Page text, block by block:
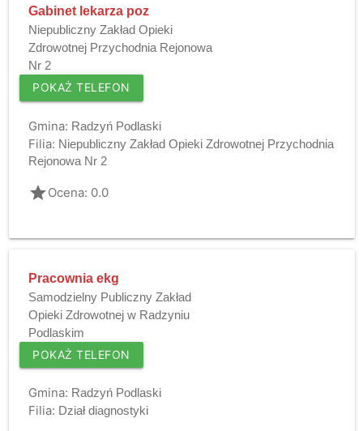
Gabinet lekarza poz
Niepubliczny Zakład Opieki
Zdrowotnej Przychodnia Rejonowa
Nr 2
POKAŻ TELEFON
Gmina: Radzyń Podlaski
Filia: Niepubliczny Zakład Opieki Zdrowotnej Przychodnia
Rejonowa Nr 2
gradeOcena: 0.0
Pracownia ekg
Samodzielny Publiczny Zakład
Opieki Zdrowotnej w Radzyniu
Podlaskim
POKAŻ TELEFON
Gmina: Radzyń Podlaski
Filia: Dział diagnostyki